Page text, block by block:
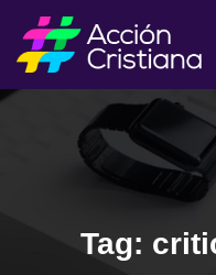
Tag: